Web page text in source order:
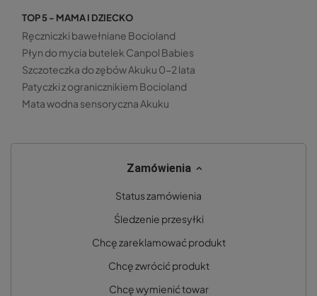
TOP 5 - MAMA I DZIECKO
Ręczniczki bawełniane Bocioland
Płyn do mycia butelek Canpol Babies
Szczoteczka do zębów Akuku 0-2 lata
Patyczki z ogranicznikiem Bocioland
Mata wodna sensoryczna Akuku
Zamówienia
Status zamówienia
Śledzenie przesyłki
Chcę zareklamować produkt
Chcę zwrócić produkt
Chcę wymienić towar